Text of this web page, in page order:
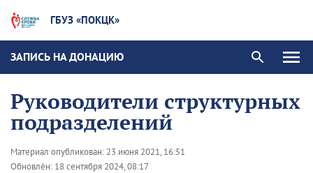
ГБУЗ «ПОКЦК»
ЗАПИСЬ НА ДОНАЦИЮ
Руководители структурных
подразделений
Материал опубликован: 23 июня 2021, 16:51
Обновлён: 18 сентября 2024, 08:17